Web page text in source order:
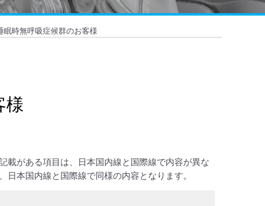
眠時無呼吸症候群のお客様
様
載がある項目は、日本国内線と国際線で内容が異な
日本国内線と国際線で同様の内容となります。